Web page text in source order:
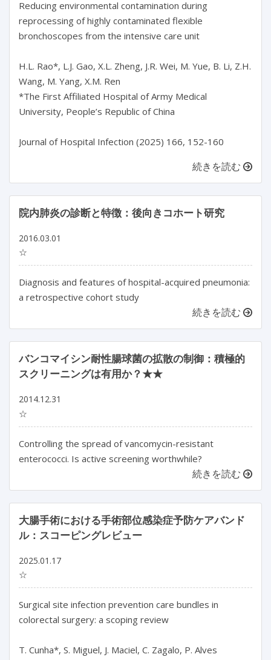
Reducing environmental contamination during
reprocessing of highly contaminated flexible
bronchoscopes from the intensive care unit
H.L. Rao*, L.J. Gao, X.L. Zheng, J.R. Wei, M. Yue, B. Li, Z.H.
Wang, M. Yang, X.M. Ren
*The First Affiliated Hospital of Army Medical
University, People’s Republic of China
Journal of Hospital Infection (2025) 166, 152-160
続きを読む
院内肺炎の診断と特徴：後向きコホート研究
2016.03.01
☆
Diagnosis and features of hospital-acquired pneumonia:
a retrospective cohort study
続きを読む
バンコマイシン耐性腸球菌の拡散の制御：積極的
スクリーニングは有用か？★★
2014.12.31
☆
Controlling the spread of vancomycin-resistant
enterococci. Is active screening worthwhile?
続きを読む
大腸手術における手術部位感染症予防ケアバンド
ル：スコーピングレビュー
2025.01.17
☆
Surgical site infection prevention care bundles in
colorectal surgery: a scoping review
T. Cunha*, S. Miguel, J. Maciel, C. Zagalo, P. Alves